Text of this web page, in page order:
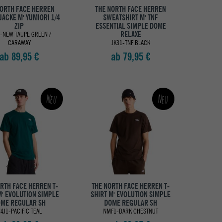
FACE HERREN
M' YUMIORI 1/4
ZIP
NEW TAUPE GREEN /
CARAWAY
ab 89,95 €
THE NORTH FACE HERREN
SWEATSHIRT M' TNF
ESSENTIAL SIMPLE DOME
RELAXE
JK31-TNF BLACK
ab 79,95 €
Neu
FACE HERREN T-
EVOLUTION SIMPLE
REGULAR SH
PACIFIC TEAL
Neu
THE NORTH FACE HERREN T-
SHIRT M' EVOLUTION SIMPLE
DOME REGULAR SH
NMF1-DARK CHESTNUT